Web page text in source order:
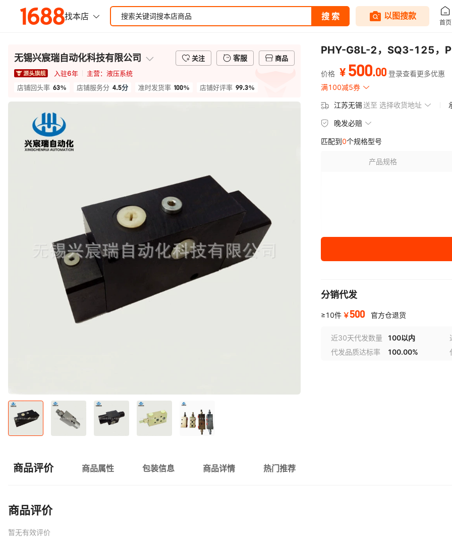
无锡兴宸瑞自动化科技有限公司 关注 客服
商品
入驻6年 主营：液压系统
店铺回头率 63% 店铺服务分 4.5分 准时发货率 100% 店铺好评率 99.3%
PHY-G8L-2，SQ3-125，
价格 ¥ 500.00 登录查看更多优惠
满100减5券
江苏无锡送至 选择收货地址
晚发必赔
匹配到0个规格型号
产品规格
分销代发
≥10件 ￥500 官方仓退货
近30天代发数量 100以内
代发品质达标率
100.00%
商品评价 商品属性 包装信息 商品详情 热门推荐
商品评价
暂无有效评价